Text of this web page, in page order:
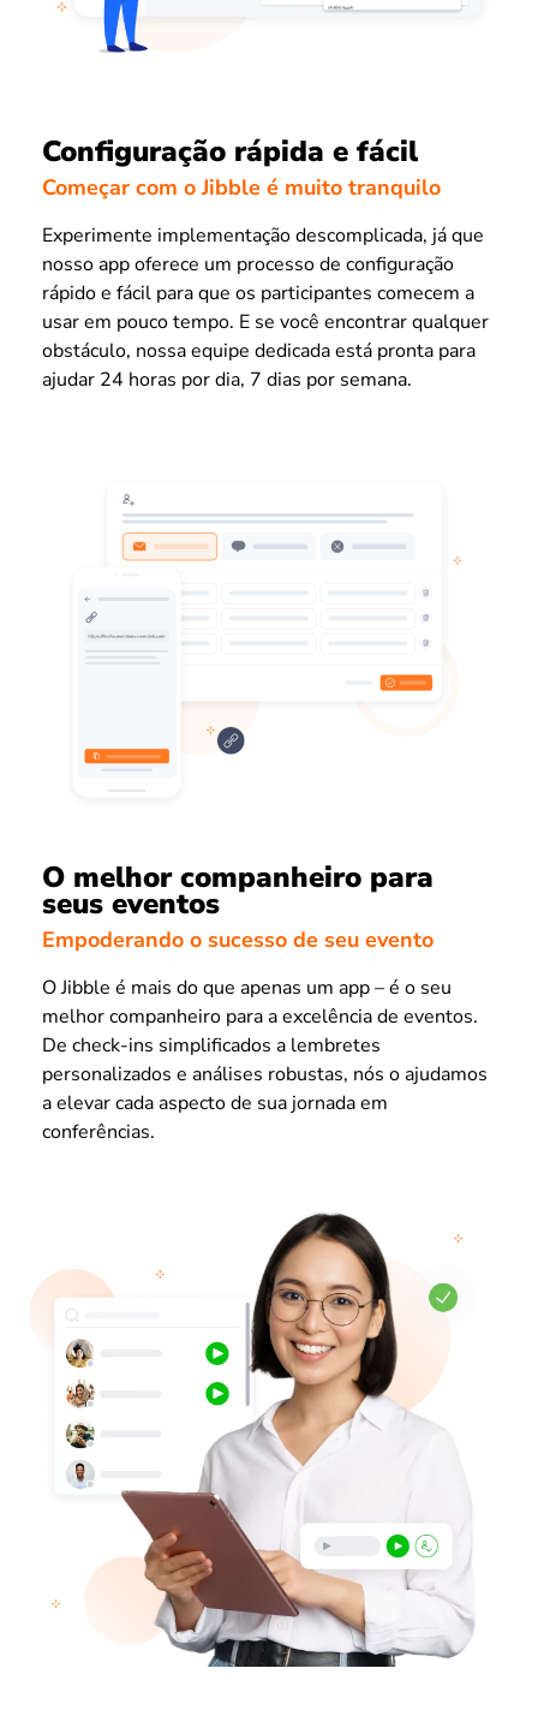
Configuração rápida e fácil
Começar com o Jibble é muito tranquilo
Experimente implementação descomplicada, já que
nosso app oferece um processo de configuração
rápido e fácil para que os participantes comecem a
usar em pouco tempo. E se você encontrar qualquer
obstáculo, nossa equipe dedicada está pronta para
ajudar 24 horas por dia, 7 dias por semana.
O melhor companheiro para
seus eventos
Empoderando o sucesso de seu evento
O Jibble é mais do que apenas um app – é o seu
melhor companheiro para a excelência de eventos.
De check-ins simplificados a lembretes
personalizados e análises robustas, nós o ajudamos
a elevar cada aspecto de sua jornada em
conferências.